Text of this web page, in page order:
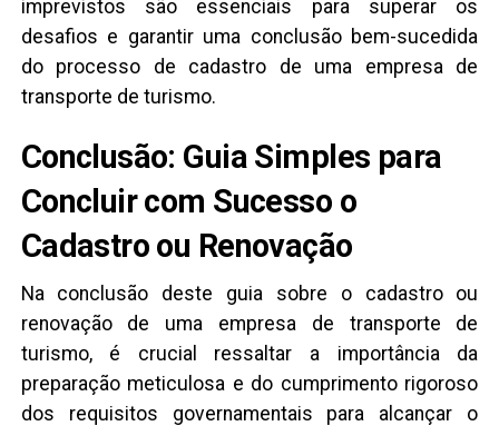
imprevistos são essenciais para superar os
desafios e garantir uma conclusão bem-sucedida
do processo de cadastro de uma empresa de
transporte de turismo.
Conclusão: Guia Simples para
Concluir com Sucesso o
Cadastro ou Renovação
Na conclusão deste guia sobre o cadastro ou
renovação de uma empresa de transporte de
turismo, é crucial ressaltar a importância da
preparação meticulosa e do cumprimento rigoroso
dos requisitos governamentais para alcançar o